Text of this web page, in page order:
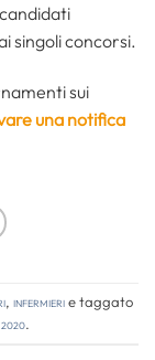
singoli concorsi.
sui
una notifica
, Infermierie taggato
.